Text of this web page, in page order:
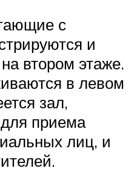
с
и
втором этаже.
в левом
зал,
приема
лиц, и